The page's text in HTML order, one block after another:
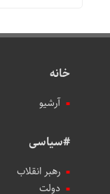
خانه
آرشیو
#سیاسی
رهبر انقلاب
دولت